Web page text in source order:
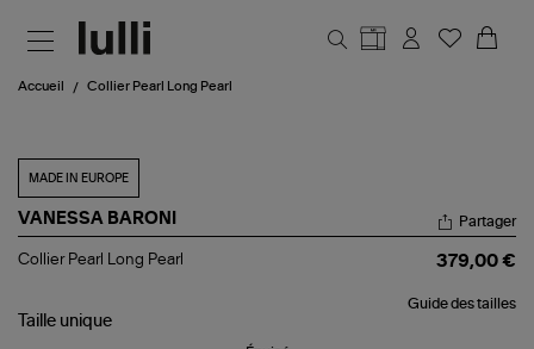
Accueil Collier Pearl Long Pearl
MADE IN EUROPE
VANESSA BARONI
Collier
Pearl
Partager
Collier Pearl Long Pearl 379,00 €
Guide des tailles
Taille unique